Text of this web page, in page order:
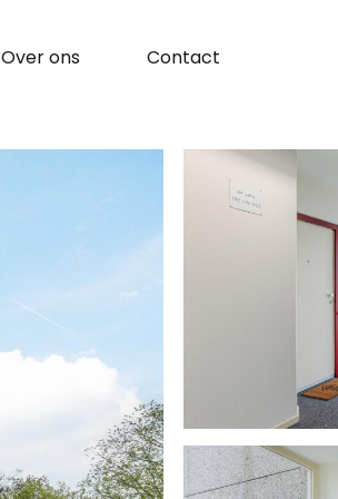
Over ons Contact